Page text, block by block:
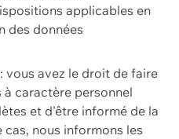
applicables en
des données
avez le droit de faire
caractère personnel
et d'être informé de la
nous informons les